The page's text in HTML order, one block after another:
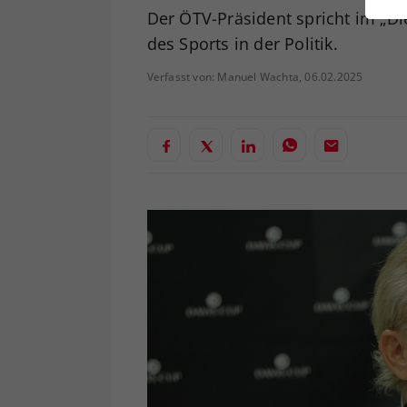
Der ÖTV-Präsident spricht im
des Sports in der Politik.
Verfasst von: Manuel Wachta, 06.02.2025